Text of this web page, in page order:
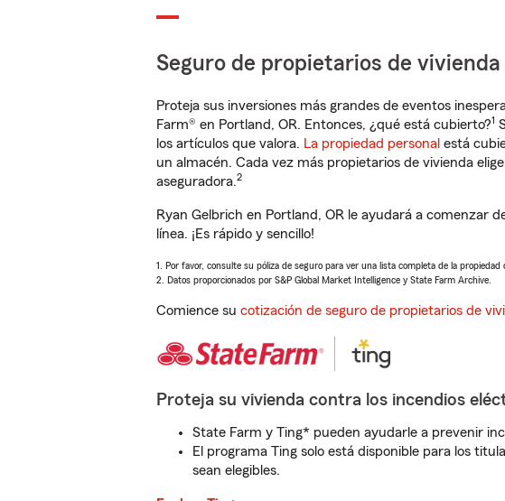
Seguro de propietarios de vivienda
Proteja sus inversiones más grandes de eventos
Farm® en Portland, OR. Entonces, ¿qué está cubierto?1
los artículos que valora. La propiedad personal está
un almacén. Cada vez más propietarios de vivienda
aseguradora.2
Ryan Gelbrich en Portland, OR le ayudará a comenzar
línea. ¡Es rápido y sencillo!
1. Por favor, consulte su póliza de seguro para ver una lista completa de la
2. Datos proporcionados por S&P Global Market Intelligence y State Farm Archive.
Comience su cotización de seguro de propietarios de
Proteja su vivienda contra los incendios
State Farm y Ting* pueden ayudarle a prevenir
El programa Ting solo está disponible para los
sean elegibles.